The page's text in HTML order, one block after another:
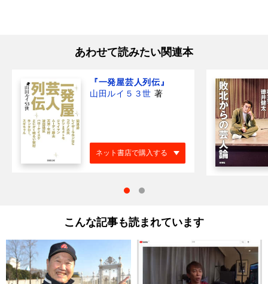
あわせて読みたい関連本
『一発屋芸人列伝』
山田ルイ５３世 著
ネット書店で購入する
こんな記事も読まれています